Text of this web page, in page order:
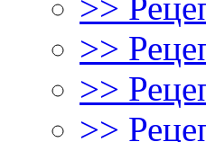
>>
>>
>>